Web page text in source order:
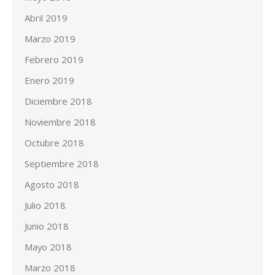
Abril 2019
Marzo 2019
Febrero 2019
Enero 2019
Diciembre 2018
Noviembre 2018
Octubre 2018
Septiembre 2018
Agosto 2018
Julio 2018
Junio 2018
Mayo 2018
Marzo 2018